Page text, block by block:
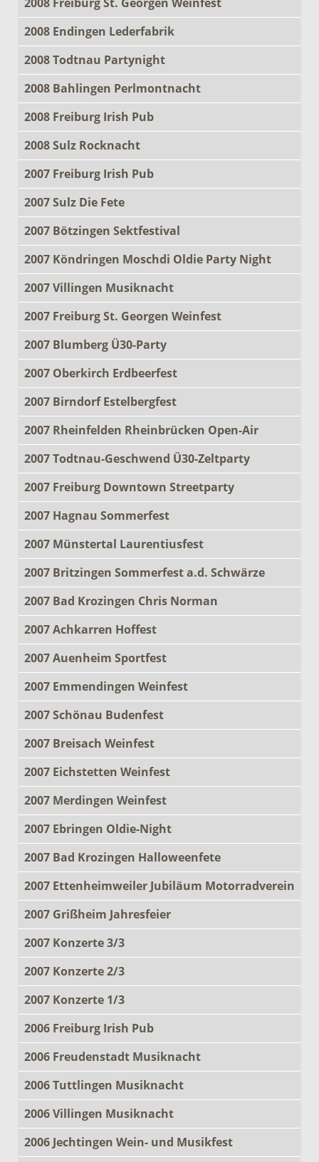
2008 Endingen Lederfabrik
2008 Todtnau Partynight
2008 Bahlingen Perlmontnacht
2008 Freiburg Irish Pub
2008 Sulz Rocknacht
2007 Freiburg Irish Pub
2007 Sulz Die Fete
2007 Bötzingen Sektfestival
2007 Köndringen Moschdi Oldie Party Night
2007 Villingen Musiknacht
2007 Freiburg St. Georgen Weinfest
2007 Blumberg Ü30-Party
2007 Oberkirch Erdbeerfest
2007 Birndorf Estelbergfest
2007 Rheinfelden Rheinbrücken Open-Air
2007 Todtnau-Geschwend Ü30-Zeltparty
2007 Freiburg Downtown Streetparty
2007 Hagnau Sommerfest
2007 Münstertal Laurentiusfest
2007 Britzingen Sommerfest a.d. Schwärze
2007 Bad Krozingen Chris Norman
2007 Achkarren Hoffest
2007 Auenheim Sportfest
2007 Emmendingen Weinfest
2007 Schönau Budenfest
2007 Breisach Weinfest
2007 Eichstetten Weinfest
2007 Merdingen Weinfest
2007 Ebringen Oldie-Night
2007 Bad Krozingen Halloweenfete
2007 Ettenheimweiler Jubiläum Motorradverein
2007 Grißheim Jahresfeier
2007 Konzerte 3/3
2007 Konzerte 2/3
2007 Konzerte 1/3
2006 Freiburg Irish Pub
2006 Freudenstadt Musiknacht
2006 Tuttlingen Musiknacht
2006 Villingen Musiknacht
2006 Jechtingen Wein- und Musikfest